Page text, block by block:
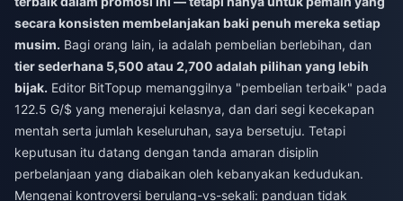
secara konsisten membelanjakan baki penuh mereka setiap
musim. Bagi orang lain, ia adalah pembelian berlebihan, dan
tier sederhana 5,500 atau 2,700 adalah pilihan yang lebih
bijak. Editor BitTopup memanggilnya "pembelian terbaik" pada
122.5 G/$ yang menerajui kelasnya, dan dari segi kecekapan
mentah serta jumlah keseluruhan, saya bersetuju. Tetapi
keputusan itu datang dengan tanda amaran disiplin
perbelanjaan yang diabaikan oleh kebanyakan kedudukan.
Mengenai kontroversi berulang-vs-sekali: panduan tidak